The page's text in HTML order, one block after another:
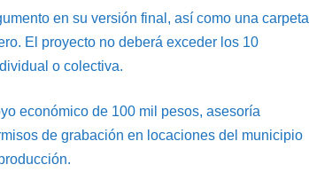
en su versión final, así como una carpeta
El proyecto no deberá exceder los 10
o colectiva.
económico de 100 mil pesos, asesoría
de grabación en locaciones del municipio